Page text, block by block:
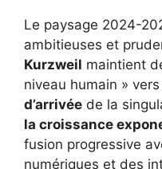
Le paysage 2024-
ambitieuses et
Kurzweil maintient
niveau humain »
d’arrivée de la
la croissance
fusion progressive
numériques et des